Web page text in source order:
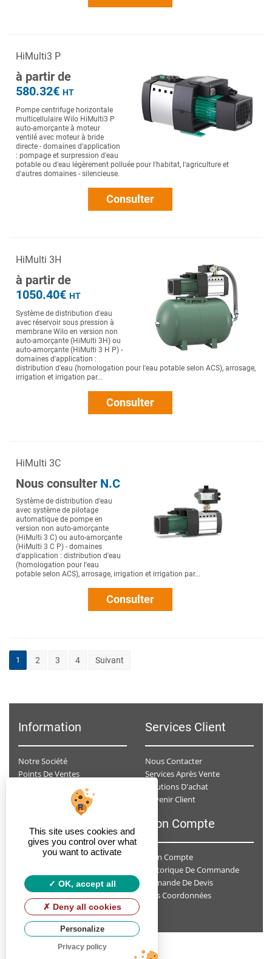
HiMulti3 P
à partir de
580.32€ HT
Pompe centrifuge horizontale
multicellulaire Wilo HiMulti3 P
auto-amorçante à moteur
ventilé avec moteur à bride
directe - domaines d'application
: pompage et surpression d'eau
potable ou d'eau légèrement polluée pour l'habitat, l'agriculture et
d'autres domaines - silencieuse.
Consulter
HiMulti 3H
à partir de
1050.40€ HT
Système de distribution d'eau
avec réservoir sous pression à
membrane Wilo en version non
auto-amorçante (HiMulti 3H) ou
auto-amorçante (HiMulti 3 H P) -
domaines d'application :
distribution d'eau (homologation pour l'eau potable selon ACS), arrosage,
irrigation et irrigation par...
Consulter
HiMulti 3C
Nous consulter N.C
Système de distribution d'eau
avec système de pilotage
automatique de pompe en
version non auto-amorçante
(HiMulti 3 C) ou auto-amorçante
(HiMulti 3 C P) - domaines
d'application : distribution d'eau
(homologation pour l'eau
potable selon ACS), arrosage, irrigation et irrigation par...
Consulter
1 2 3 4 Suivant
Information
Notre Société
Points De Ventes
Données Personnelles
Services Client
Nous Contacter
Services Après Vente
Solutions D'achat
Devenir Client
A Qui Dois-Je Envoyer Ma Demande De Devis ?
Faut-Il Prendre Rendez-Vous Avec Un Conseiller Spécialisé ?
Mon Compte
Mon Compte
Historique De Commande
Demande De Devis
Mes Coordonnées
© 2026 REGMATHERM by Soft13.
This site uses cookies and
gives you control over what
you want to activate
OK, accept all
Deny all cookies
Personalize
Privacy policy